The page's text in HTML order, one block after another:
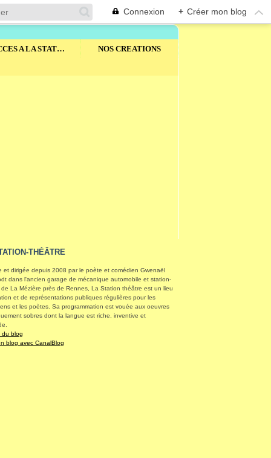
Connexion + Créer mon blog
ADRESSE ET ACCES A LA STATION THEATRE
NOS CREATIONS
THÉÂTRE
et dirigée depuis 2008 par le poète et comédien Gwenaël
dans l'ancien garage de mécanique automobile et station-
de La Mézière près de Rennes, La Station théâtre est un lieu
et de représentations publiques régulières pour les
et les poètes. Sa programmation est vouée aux oeuvres
sobres dont la langue est riche, inventive et
du blog
blog avec CanalBlog